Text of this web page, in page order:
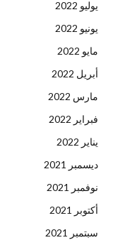
يوليو 2022
يونيو 2022
مايو 2022
أبريل 2022
مارس 2022
فبراير 2022
يناير 2022
ديسمبر 2021
نوفمبر 2021
أكتوبر 2021
سبتمبر 2021